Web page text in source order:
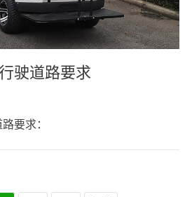
驶道路要求
要求：